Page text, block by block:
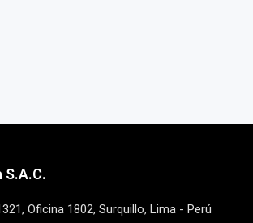
S.A.C.
Oficina 1802, Surquillo, Lima - Perú